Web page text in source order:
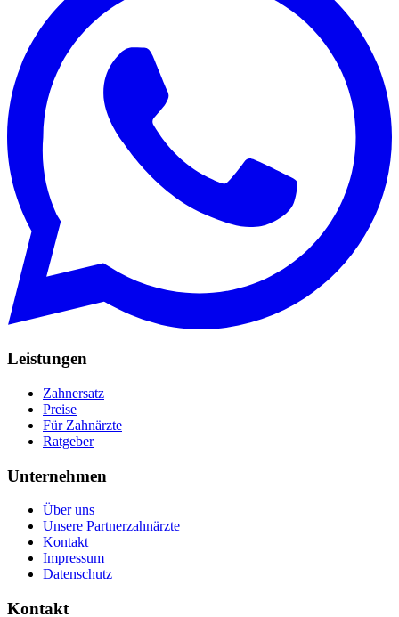
Leistungen
Zahnersatz
Preise
Für Zahnärzte
Ratgeber
Unternehmen
Über uns
Unsere Partnerzahnärzte
Kontakt
Impressum
Datenschutz
Kontakt